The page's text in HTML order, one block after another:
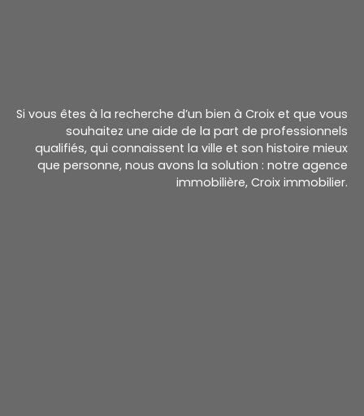
Si vous êtes à la recherche d’un bien à Croix et que vous
souhaitez une aide de la part de professionnels
qualifiés, qui connaissent la ville et son histoire mieux
que personne, nous avons la solution : notre agence
immobilière, Croix immobilier.